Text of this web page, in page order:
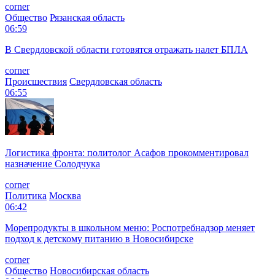
corner
Общество Рязанская область
06:59
В Свердловской области готовятся отражать налет БПЛА
corner
Происшествия Свердловская область
06:55
Логистика фронта: политолог Асафов прокомментировал
назначение Солодчука
corner
Политика Москва
06:42
Морепродукты в школьном меню: Роспотребнадзор меняет
подход к детскому питанию в Новосибирске
corner
Общество Новосибирская область